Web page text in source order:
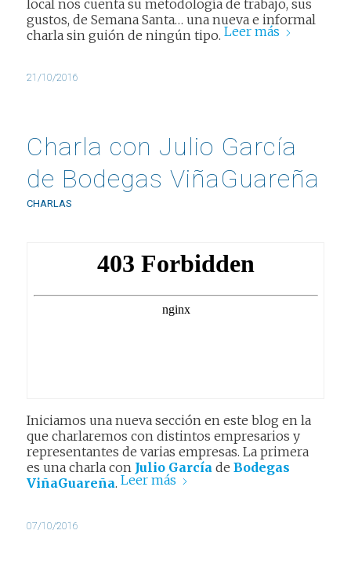
local nos cuenta su metodología de trabajo, sus
gustos, de Semana Santa… una nueva e informal
charla sin guión de ningún tipo. Leer más
21/10/2016
Charla con Julio García
de Bodegas ViñaGuareña
CHARLAS
Iniciamos una nueva sección en este blog en la
que charlaremos con distintos empresarios y
representantes de varias empresas. La primera
es una charla con Julio Garcíade Bodegas
ViñaGuareña. Leer más
07/10/2016